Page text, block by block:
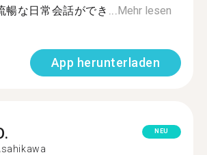
暢な日常会話ができ...Mehr lesen
App herunterladen
NEU